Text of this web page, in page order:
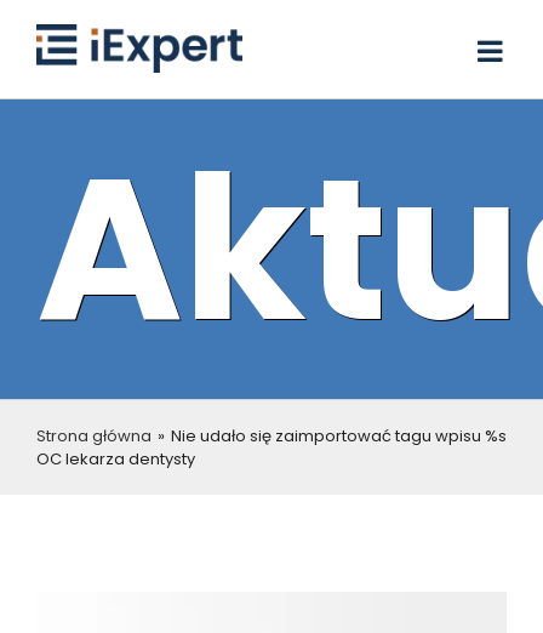
content
Strona główna » Nie udało się zaimportować tagu wpisu %s
OC lekarza dentysty